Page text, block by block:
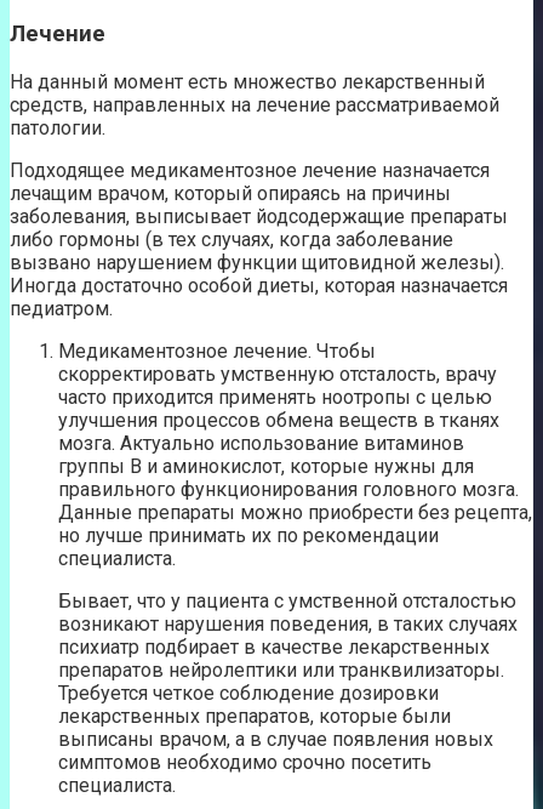
Лечение
На данный момент есть множество лекарственный
средств, направленных на лечение рассматриваемой
патологии.
Подходящее медикаментозное лечение назначается
лечащим врачом, который опираясь на причины
заболевания, выписывает йодсодержащие препараты
либо гормоны (в тех случаях, когда заболевание
вызвано нарушением функции щитовидной железы).
Иногда достаточно особой диеты, которая назначается
педиатром.
Медикаментозное лечение. Чтобы
скорректировать умственную отсталость, врачу
часто приходится применять ноотропы с целью
улучшения процессов обмена веществ в тканях
мозга. Актуально использование витаминов
группы В и аминокислот, которые нужны для
правильного функционирования головного мозга.
Данные препараты можно приобрести без рецепта,
но лучше принимать их по рекомендации
специалиста.
Бывает, что у пациента с умственной отсталостью
возникают нарушения поведения, в таких случаях
психиатр подбирает в качестве лекарственных
препаратов нейролептики или транквилизаторы.
Требуется четкое соблюдение дозировки
лекарственных препаратов, которые были
выписаны врачом, а в случае появления новых
симптомов необходимо срочно посетить
специалиста.